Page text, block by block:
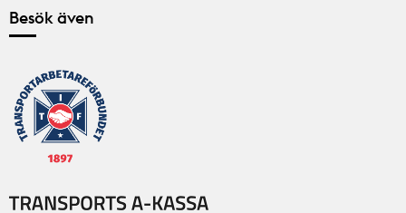
Besök även